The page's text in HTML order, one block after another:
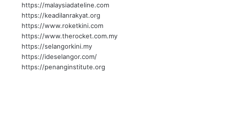
https://malaysiadateline.com
https://keadilanrakyat.org
https://www.roketkini.com
https://www.therocket.com.my
https://selangorkini.my
https://ideselangor.com/
https://penanginstitute.org